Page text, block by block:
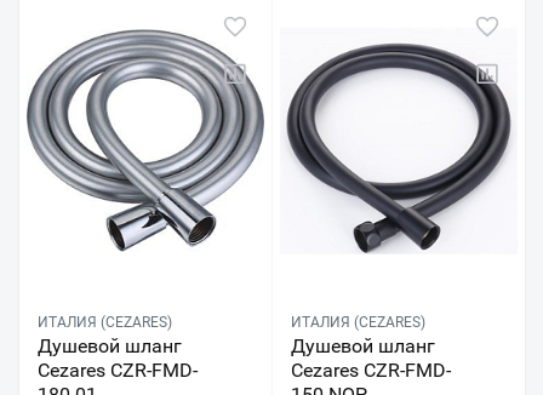
ИТАЛИЯ (CEZARES)
Душевой шланг
Cezares CZR-FMD-
ИТАЛИЯ (CEZARES)
Душевой шланг
Cezares CZR-FMD-